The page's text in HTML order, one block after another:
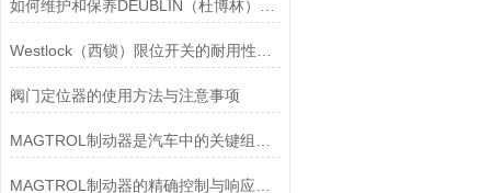
阀门定位器的使用方法与注意事项